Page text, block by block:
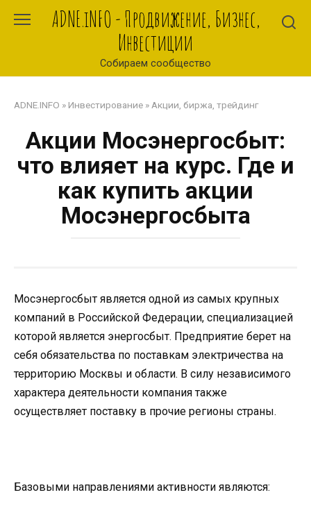
ADNE.iNFO - Продвижение, Бизнес,
Инвестиции
Собираем сообщество
ADNE.INFO » Инвестирование » Акции, биржа, трейдинг
Акции Мосэнергосбыт:
что влияет на курс. Где и
как купить акции
Мосэнергосбыта
Мосэнергосбыт является одной из самых крупных
компаний в Российской Федерации, специализацией
которой является энергосбыт. Предприятие берет на
себя обязательства по поставкам электричества на
территорию Москвы и области. В силу независимого
характера деятельности компания также
осуществляет поставку в прочие регионы страны.
Базовыми направлениями активности являются: